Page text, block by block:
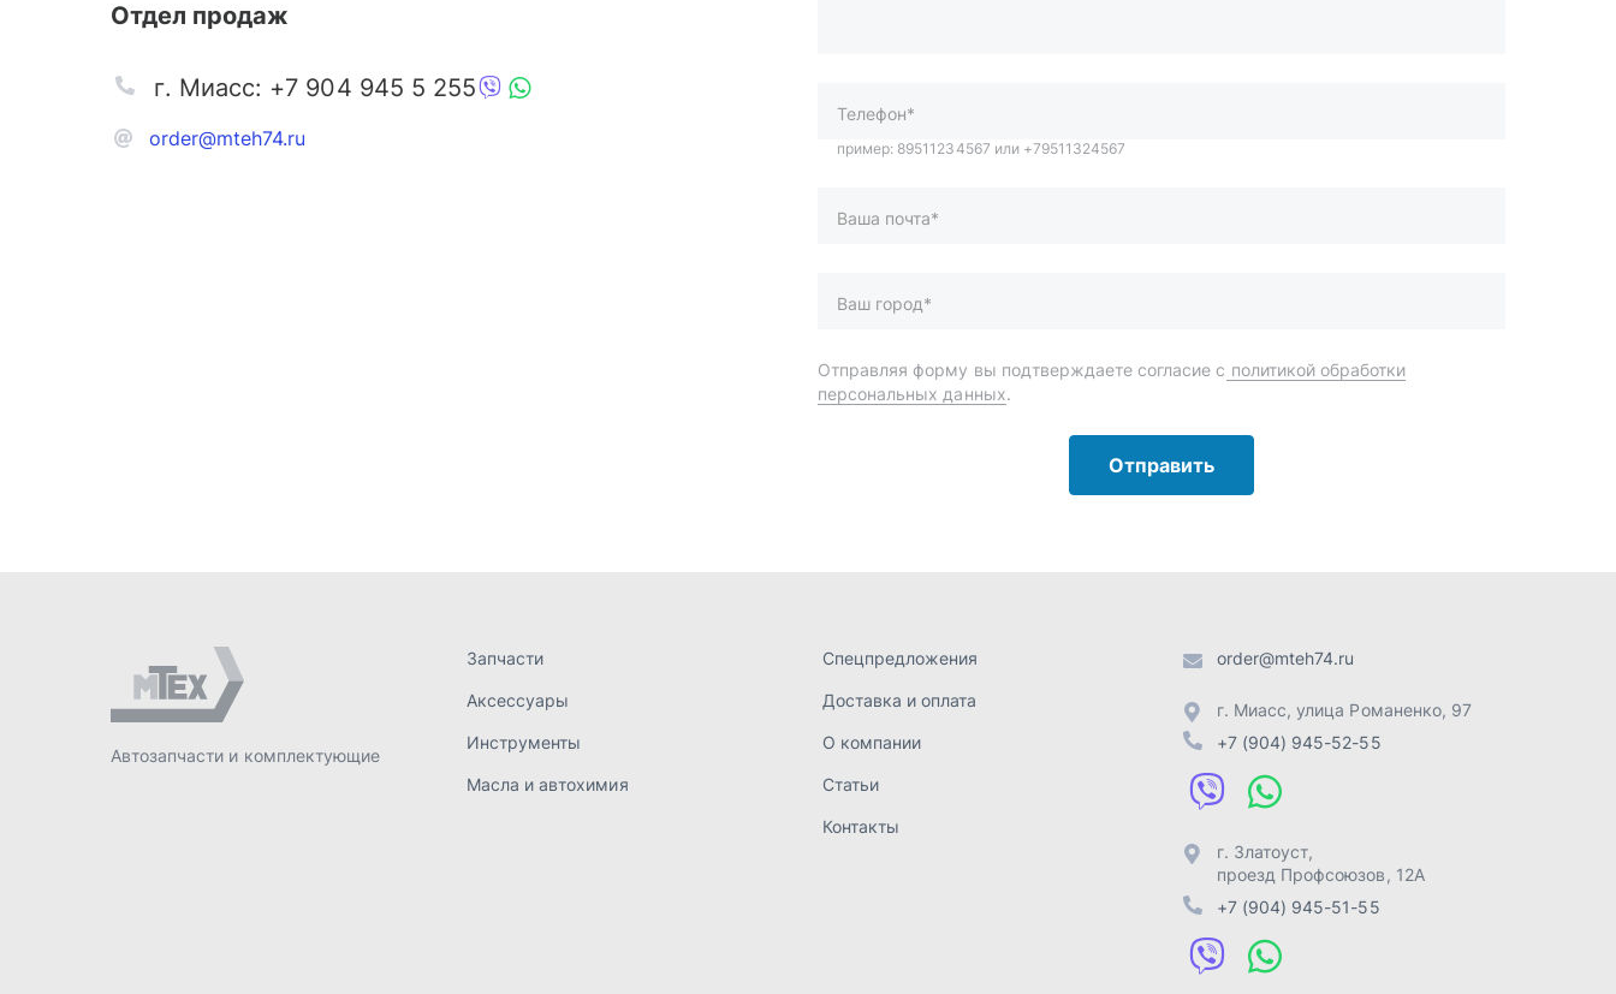
Отдел продаж
order@mteh74.ru
г. Миасс: +7 904 945 5 255
Отправить
Доставка и оплата
+7 (904) 945-52-55
г. Челябинск,Свердловский
тракт, 3Е
Отправить заявку